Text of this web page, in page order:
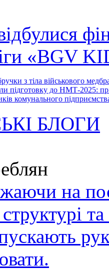
«BGV
з тіла військового
до НМТ-2025:
комунального
БЛОГИ
на